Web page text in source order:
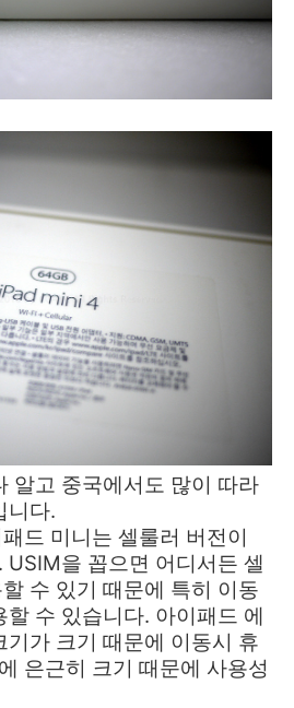
알고 중국에서도 많이 따라
니다.
드 미니는 셀룰러 버전이
USIM을 꼽으면 어디서든 셀
수 있기 때문에 특히 이동
수 있습니다. 아이패드 에
기가 크기 때문에 이동시 휴
은근히 크기 때문에 사용성